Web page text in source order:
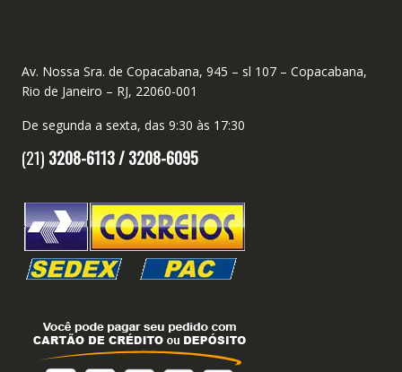
Av. Nossa Sra. de Copacabana, 945 – sl 107 – Copacabana,
Rio de Janeiro – RJ, 22060-001
De segunda a sexta, das 9:30 às 17:30
(21) 3208-6113 /3208-6095